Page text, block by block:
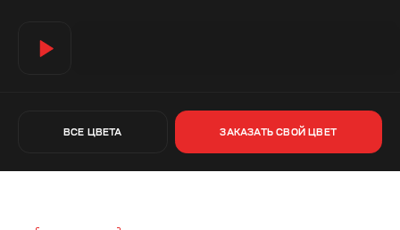
ВСЕ ЦВЕТА ЗАКАЗАТЬ СВОЙ ЦВЕТ